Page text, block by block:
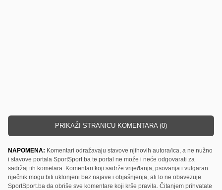
PRIKAŽI STRANICU KOMENTARA (0)
NAPOMENA: Komentari odražavaju stavove njihovih autora/ica, a ne nužno
i stavove portala SportSport.ba te portal ne može i neće odgovarati za
sadržaj tih kometara. Komentari koji sadrže vrijeđanja, psovanja i vulgaran
riječnik mogu biti uklonjeni bez najave i objašnjenja, ali to ne obavezuje
SportSport.ba da obriše sve komentare koji krše pravila. Čitanjem prihvatate